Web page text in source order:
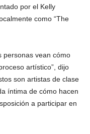
por el Kelly
como “The
personas vean cómo
artístico”, dijo
son artistas de clase
íntima de cómo hacen
a participar en